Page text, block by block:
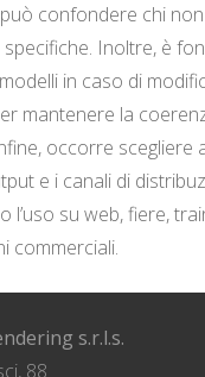
confondere chi
Inoltre, è
in caso di
mantenere la
occorre scegliere
e i canali di
l’uso su web, fiere,
commerciali.
s.r.l.s.
88